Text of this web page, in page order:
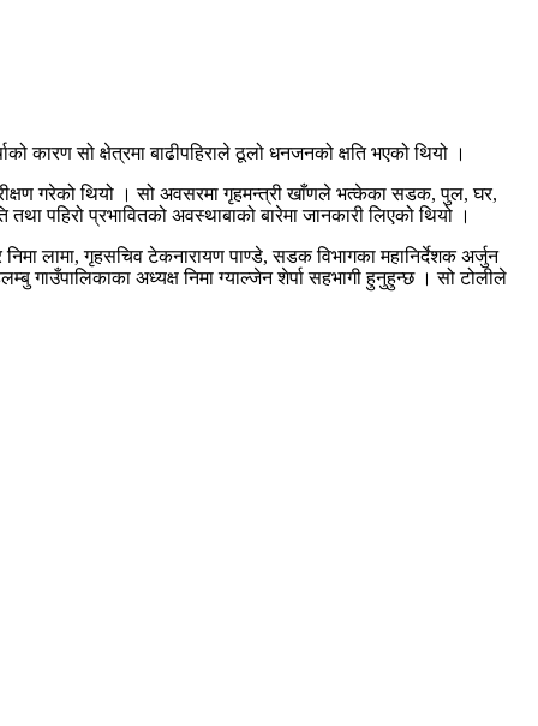
कारण सो क्षेत्रमा बाढीपहिराले ठूलो धनजनको क्षति भएको थियो ।
गरेको थियो । सो अवसरमा गृहमन्त्री खाँणले भत्केका सडक, पुल, घर,
तथा पहिरो प्रभावितको अवस्थाबाको बारेमा जानकारी लिएको थियो ।
लामा, गृहसचिव टेकनारायण पाण्डे, सडक विभागका महानिर्देशक अर्जुन
गाउँपालिकाका अध्यक्ष निमा ग्याल्जेन शेर्पा सहभागी हुनुहुन्छ । सो टोलीले